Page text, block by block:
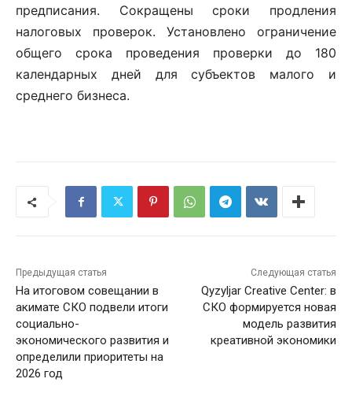
предписания. Сокращены сроки продления
налоговых проверок. Установлено ограничение
общего срока проведения проверки до 180
календарных дней для субъектов малого и
среднего бизнеса.
Предыдущая статья
На итоговом совещании в
акимате СКО подвели итоги
социально-
экономического развития и
определили приоритеты на
2026 год
Следующая статья
Qyzyljar Creative Center: в
СКО формируется новая
модель развития
креативной экономики